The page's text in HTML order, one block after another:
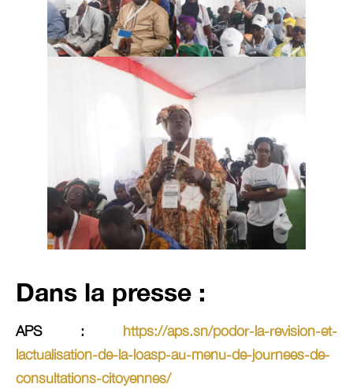
Dans la presse :
APS : https://aps.sn/podor-la-revision-et-
lactualisation-de-la-loasp-au-menu-de-journees-de-
consultations-citoyennes/